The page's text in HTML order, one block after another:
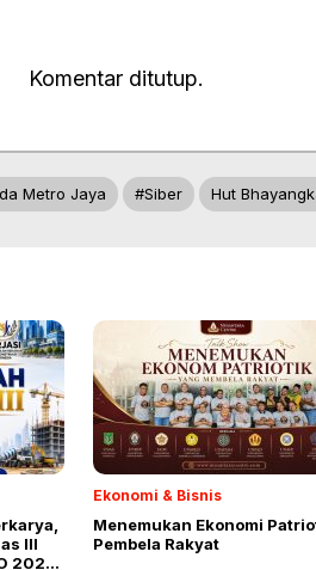
Komentar ditutup.
Metro Jaya #siber Hut
III
2026
Ekonomi & Bisnis
Menemukan Ekonomi
Pembela Rakyat